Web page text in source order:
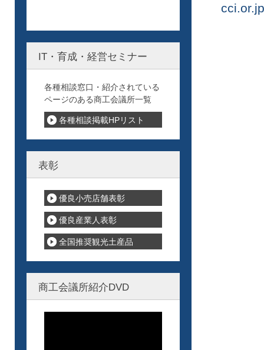
IT・育成・経営セミナー
各種相談窓口・紹介されている
ページのある商工会議所一覧
各種相談掲載HPリスト
表彰
優良小売店舗表彰
優良産業人表彰
全国推奨観光土産品
商工会議所紹介DVD